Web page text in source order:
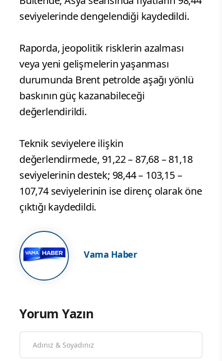
seviyelerinde dengelendiği kaydedildi.
Raporda, jeopolitik risklerin azalması
veya yeni gelişmelerin yaşanması
durumunda Brent petrolde aşağı yönlü
baskının güç kazanabileceği
değerlendirildi.
Teknik seviyelere ilişkin
değerlendirmede, 91,22 – 87,68 – 81,18
seviyelerinin destek; 98,44 – 103,15 –
107,74 seviyelerinin ise direnç olarak öne
çıktığı kaydedildi.
Vama Haber
Yorum Yazın